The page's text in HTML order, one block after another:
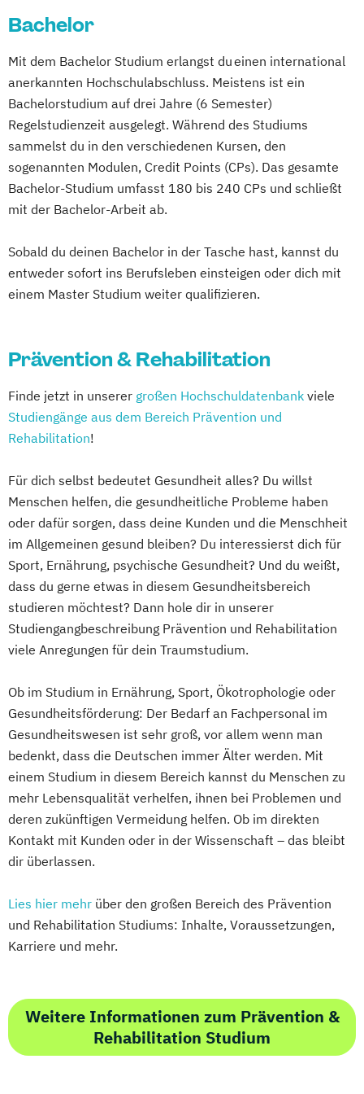
Physician Assistant
Psychologie mit Schwerpunkt Klinische
Psychologie und Psychologisches
Empowerment
Psychosoziale Beratung in Sozialer Arbeit
Soziale Arbeit
Soziale Arbeit Duales Studium
Soziale Arbeit Präsenzstudium
Management im Gesundheitswesen
Rehabilitationspsychologie
Soziale Arbeit in der alternden Gesellschaft
Bachelor
Mit dem Bachelor Studium erlangst du einen international
anerkannten Hochschulabschluss. Meistens ist ein
Bachelorstudium auf drei Jahre (6 Semester)
Regelstudienzeit ausgelegt. Während des Studiums
sammelst du in den verschiedenen Kursen, den
sogenannten Modulen, Credit Points (CPs). Das gesamte
Bachelor-Studium umfasst 180 bis 240 CPs und schließt
mit der Bachelor-Arbeit ab.
Sobald du deinen Bachelor in der Tasche hast, kannst du
entweder sofort ins Berufsleben einsteigen oder dich mit
einem Master Studium weiter qualifizieren.
Prävention & Rehabilitation
Finde jetzt in unserer großen Hochschuldatenbank viele
Studiengänge aus dem Bereich Prävention und
Rehabilitation!
Für dich selbst bedeutet Gesundheit alles? Du willst
Menschen helfen, die gesundheitliche Probleme haben
oder dafür sorgen, dass deine Kunden und die Menschheit
im Allgemeinen gesund bleiben? Du interessierst dich für
Sport, Ernährung, psychische Gesundheit? Und du weißt,
dass du gerne etwas in diesem Gesundheitsbereich
studieren möchtest? Dann hole dir in unserer
Studiengangbeschreibung Prävention und Rehabilitation
viele Anregungen für dein Traumstudium.
Ob im Studium in Ernährung, Sport, Ökotrophologie oder
Gesundheitsförderung: Der Bedarf an Fachpersonal im
Gesundheitswesen ist sehr groß, vor allem wenn man
bedenkt, dass die Deutschen immer Älter werden. Mit
einem Studium in diesem Bereich kannst du Menschen zu
mehr Lebensqualität verhelfen, ihnen bei Problemen und
deren zukünftigen Vermeidung helfen. Ob im direkten
Kontakt mit Kunden oder in der Wissenschaft – das bleibt
dir überlassen.
Lies hier mehr über den großen Bereich des Prävention
und Rehabilitation Studiums: Inhalte, Voraussetzungen,
Karriere und mehr.
Weitere Informationen zum Prävention &
Rehabilitation Studium